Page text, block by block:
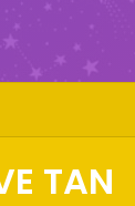
TAN